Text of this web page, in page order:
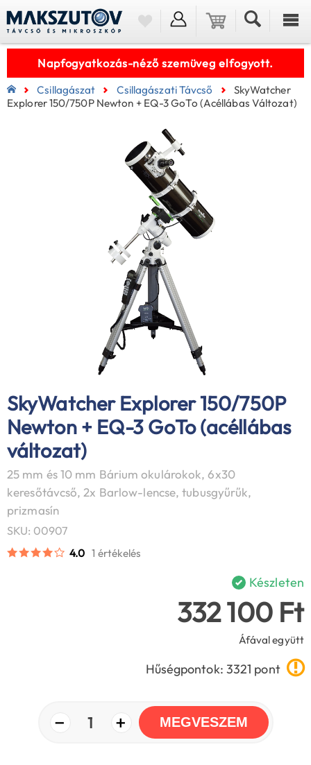
Napfogyatkozás-néző szemüveg elfogyott.
Csillagászat Csillagászati Távcső
SkyWatcher
Explorer 150/750P Newton + EQ-3 GoTo (acéllábas Változat)
SkyWatcher Explorer 150/750P
Newton + EQ-3 GoTo (acéllábas
változat)
25 mm és 10 mm Bárium okulárokok, 6x30
keresőtávcső, 2x Barlow-lencse, tubusgyűrűk,
prizmasín
SKU: 00907
4.0 1 értékelés
Készleten
332 100 Ft
Áfával együtt
Hűségpontok: 3321 pont
− 1 + MEGVESZEM